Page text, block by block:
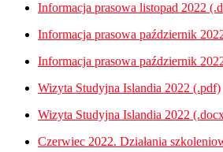
Informacja prasowa listopad 2022
Informacja prasowa październik
Informacja prasowa październik
Wizyta Studyjna Islandia 2022 (.pdf)
Wizyta Studyjna Islandia 2022
Czerwiec 2022. Działania